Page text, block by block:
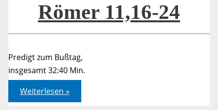
Römer 11,16-24
Predigt zum Bußtag,
insgesamt 32:40 Min.
Römer
11,16-
24
Weiterlesen »